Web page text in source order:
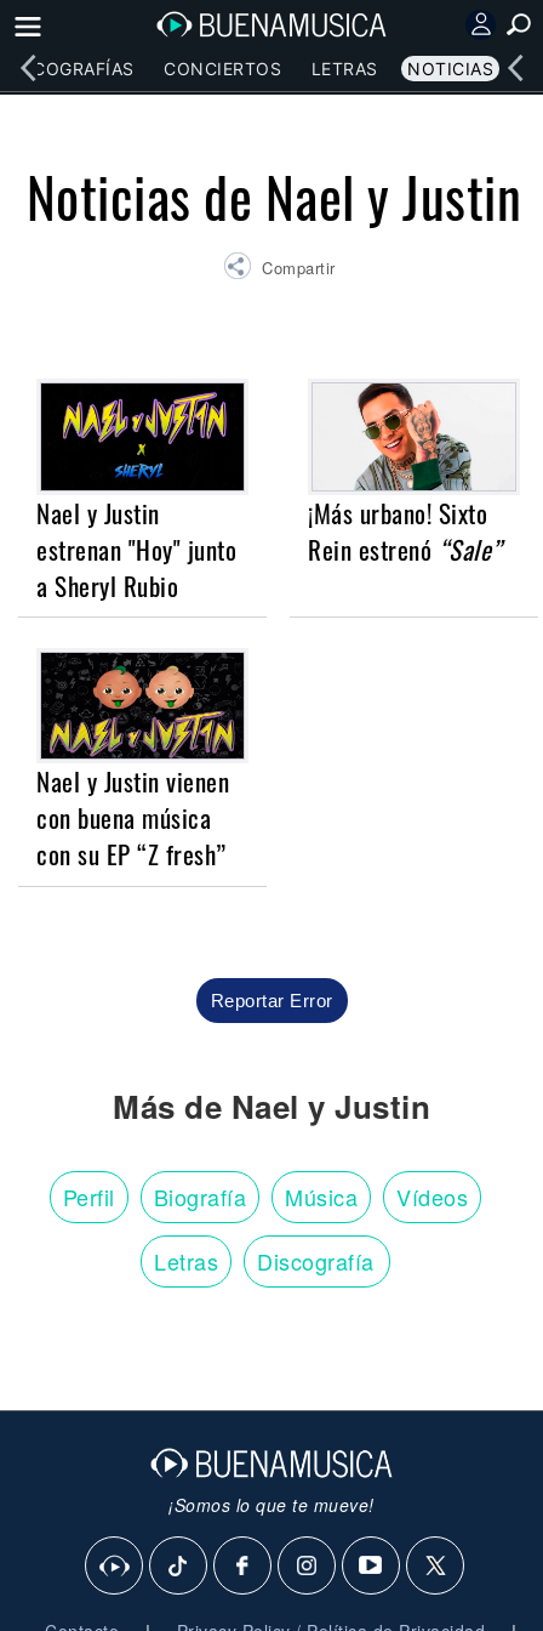
DISCOGRAFÍAS CONCIERTOS LETRAS NOTICIAS
Noticias de Nael y Justin
Compartir
Nael y Justin
estrenan "Hoy" junto
a Sheryl Rubio
¡Más urbano! Sixto
Rein estrenó “Sale”
Nael y Justin vienen
con buena música
con su EP “Z fresh”
Reportar Error
Más de Nael y Justin
Perfil Biografía Música Vídeos
Letras Discografía
¡Somos lo que te mueve!